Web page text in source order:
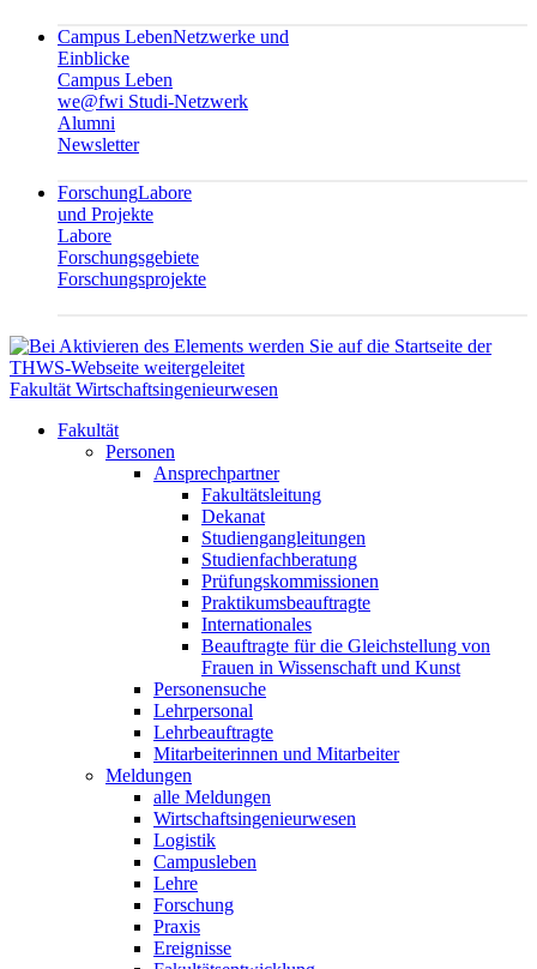
Campus LebenNetzwerke und
Einblicke
Campus Leben
we@fwi Studi-Netzwerk
Alumni
Newsletter
ForschungLabore
und Projekte
Labore
Forschungsgebiete
Forschungsprojekte
Fakultät Wirtschaftsingenieurwesen
Fakultät
Personen
Ansprechpartner
Fakultätsleitung
Dekanat
Studiengangleitungen
Studienfachberatung
Prüfungskommissionen
Praktikumsbeauftragte
Internationales
Beauftragte für die Gleichstellung von
Frauen in Wissenschaft und Kunst
Personensuche
Lehrpersonal
Lehrbeauftragte
Mitarbeiterinnen und Mitarbeiter
Meldungen
alle Meldungen
Wirtschaftsingenieurwesen
Logistik
Campusleben
Lehre
Forschung
Praxis
Ereignisse